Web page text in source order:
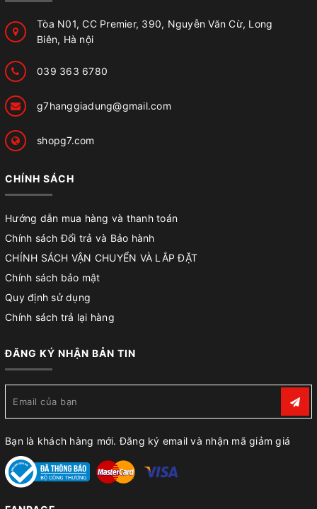
Tòa N01, CC Premier, 390, Nguyễn Văn Cừ, Long
Biên, Hà nội
039 363 6780
g7hanggiadung@gmail.com
shopg7.com
CHÍNH SÁCH
Hướng dẫn mua hàng và thanh toán
Chính sách Đổi trả và Bảo hành
CHÍNH SÁCH VẬN CHUYỂN VÀ LẮP ĐẶT
Chính sách bảo mật
Quy định sử dụng
Chính sách trả lại hàng
ĐĂNG KÝ NHẬN BẢN TIN
Bạn là khách hàng mới. Đăng ký email và nhận mã giảm giá